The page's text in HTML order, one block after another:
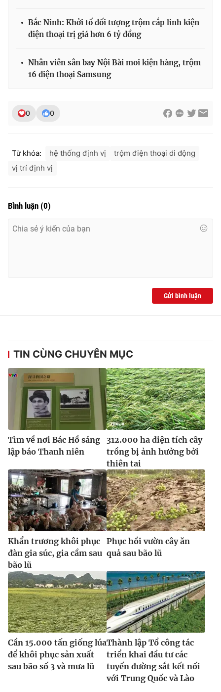
Cơ quan chủ quản:
Giấy phép hoạt động báo in và báo điện tử số 483/GP-BTTTT
Tổng đài VTV:
Ðiện thoại Thời báo VTV:024.66 897 897
® Cấm sao chép dưới mọi hình thức nếu không có sự chấp
thuận bằng văn bản. Ghi rõ nguồn VTV.vn khi phát hành lại
thông tin từ website này.
Bắc Ninh: Khởi tố đối tượng trộm cắp linh kiện
điện thoại trị giá hơn 6 tỷ đồng
Nhân viên sân bay Nội Bài moi kiện hàng, trộm
16 điện thoại Samsung
0 0
Từ khóa: hệ thống định vị
trộm điện thoại di động
vị trí định vị
Bình luận (0)
Gửi bình luận
TIN CÙNG CHUYÊN MỤC
Tìm về nơi Bác Hồ sáng
lập báo Thanh niên
312.000 ha diện tích cây
trồng bị ảnh hưởng bởi
thiên tai
Khẩn trương khôi phục
đàn gia súc, gia cầm sau
bão lũ
Phục hồi vườn cây ăn
quả sau bão lũ
Cần 15.000 tấn giống lúa
để khôi phục sản xuất
sau bão số 3 và mưa lũ
Thành lập Tổ công tác
triển khai đầu tư các
tuyến đường sắt kết nối
với Trung Quốc và Lào